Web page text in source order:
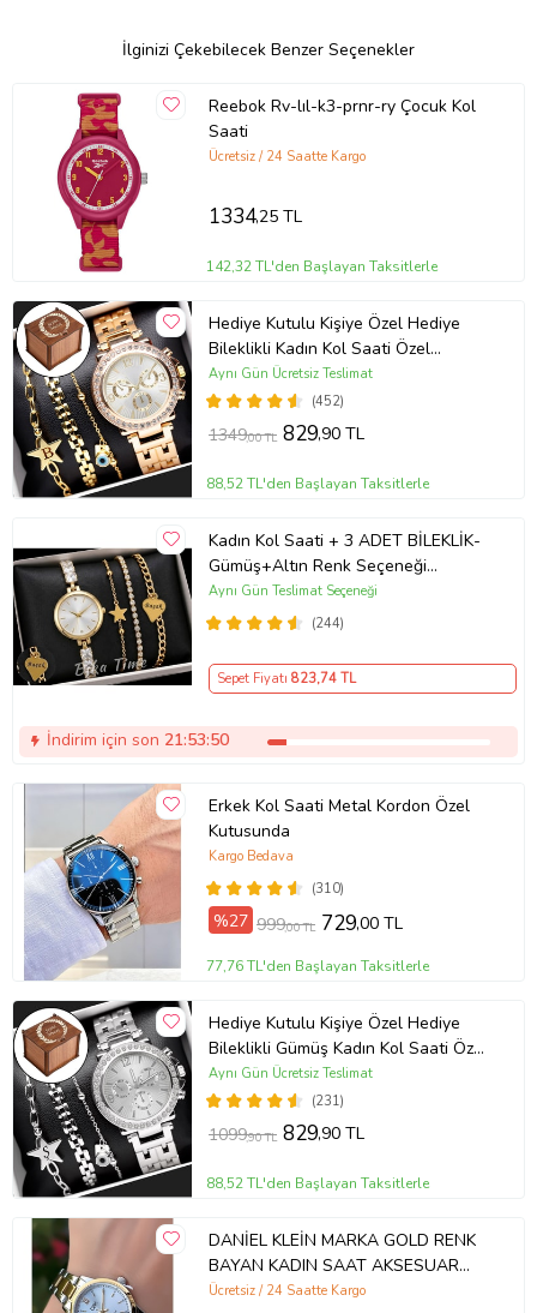
İlginizi Çekebilecek Benzer Seçenekler
Reebok Rv-lıl-k3-prnr-ry Çocuk Kol
Saati
Ücretsiz / 24 Saatte Kargo
1334,25 TL
142,32 TL'den Başlayan Taksitlerle
Hediye Kutulu Kişiye Özel Hediye
Bileklikli Kadın Kol Saati Özel
Kutusunda (Gold)
(452)
Aynı Gün Ücretsiz Teslimat
1349,00 TL 829,90 TL
88,52 TL'den Başlayan Taksitlerle
Kadın Kol Saati + 3 ADET BİLEKLİK-
Gümüş+Altın Renk Seçeneği
ayarlanabilir kordon Kadın Kol Saati
BİLEKLİK HEDİYE Altın Renk - Kız
(244)
Aynı Gün Teslimat Seçeneği
Sepet Fiyatı 823,74 TL
İndirim için son 21:53:50
Erkek Kol Saati Metal Kordon Özel
Kutusunda
(310)
Kargo Bedava
%27 999,00 TL 729,00 TL
77,76 TL'den Başlayan Taksitlerle
Hediye Kutulu Kişiye Özel Hediye
Bileklikli Gümüş Kadın Kol Saati Özel
Kutusunda (Gümüş)
(231)
Aynı Gün Ücretsiz Teslimat
1099,90 TL 829,90 TL
88,52 TL'den Başlayan Taksitlerle
DANİEL KLEİN MARKA GOLD RENK
BAYAN KADIN SAAT AKSESUAR
BİLEKLİK HEDİYELİ
Ücretsiz / 24 Saatte Kargo